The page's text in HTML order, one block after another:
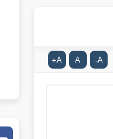
A
-
A
A
+